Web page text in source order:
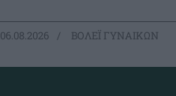
06.08.2026 ΒΟΛΕΪ ΓΥΝΑΙΚΩΝ